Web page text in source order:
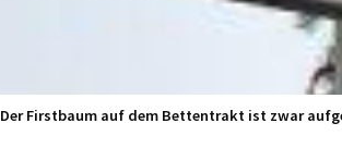
Der Firstbaum auf dem Bettentrakt ist zwar